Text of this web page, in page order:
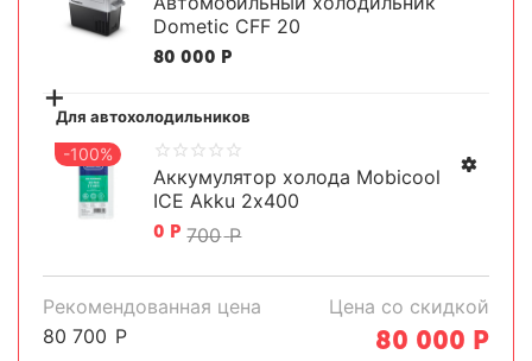
Dometic CFF 20
80 000 Р
+Для автохолодильников
-100%
Аккумулятор холода Mobicool
ICE Akku 2х400
0 Р 700 Р
Рекомендованная цена
80 700 Р
Цена со скидкой
80 000 Р